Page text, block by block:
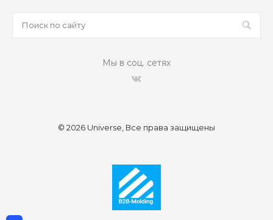
Мы в соц. сетях
© 2026 Universe, Все права защищены